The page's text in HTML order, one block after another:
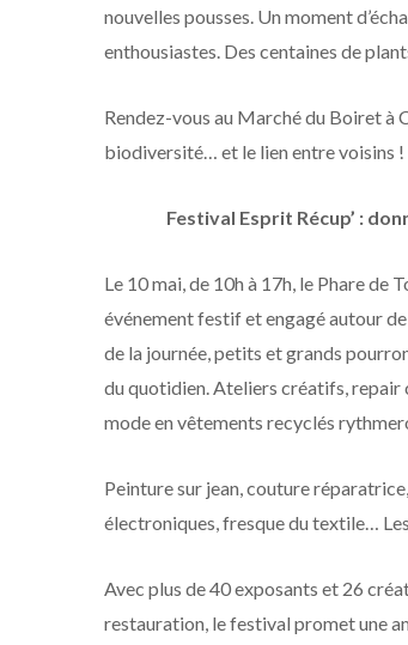
nouvelles pousses. Un moment
enthousiastes. Des centaines de
Rendez-vous au Marché du Boiret à
biodiversité… et le lien entre voisins !
Festival Esprit Récup’ :
Le 10 mai, de 10h à 17h, le Phare de
événement festif et engagé autour
de la journée, petits et grands
du quotidien. Ateliers créatifs, repair
mode en vêtements recyclés
Peinture sur jean, couture
électroniques, fresque du textile…
Avec plus de 40 exposants et 26
restauration, le festival promet une